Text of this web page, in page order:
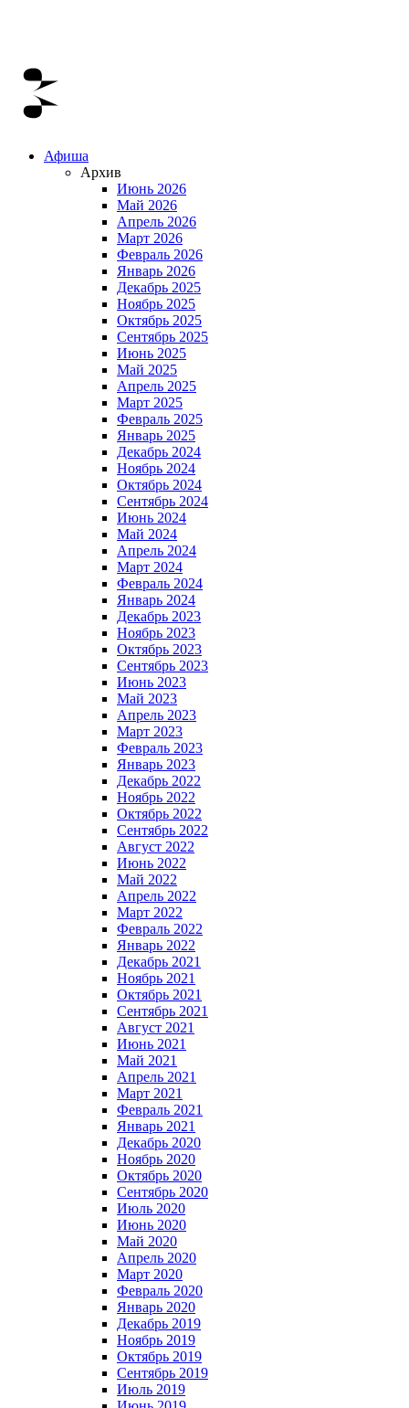
Афиша
Архив
Июнь 2026
Май 2026
Апрель 2026
Март 2026
Февраль 2026
Январь 2026
Декабрь 2025
Ноябрь 2025
Октябрь 2025
Сентябрь 2025
Июнь 2025
Май 2025
Апрель 2025
Март 2025
Февраль 2025
Январь 2025
Декабрь 2024
Ноябрь 2024
Октябрь 2024
Сентябрь 2024
Июнь 2024
Май 2024
Апрель 2024
Март 2024
Февраль 2024
Январь 2024
Декабрь 2023
Ноябрь 2023
Октябрь 2023
Сентябрь 2023
Июнь 2023
Май 2023
Апрель 2023
Март 2023
Февраль 2023
Январь 2023
Декабрь 2022
Ноябрь 2022
Октябрь 2022
Сентябрь 2022
Август 2022
Июнь 2022
Май 2022
Апрель 2022
Март 2022
Февраль 2022
Январь 2022
Декабрь 2021
Ноябрь 2021
Октябрь 2021
Сентябрь 2021
Август 2021
Июнь 2021
Май 2021
Апрель 2021
Март 2021
Февраль 2021
Январь 2021
Декабрь 2020
Ноябрь 2020
Октябрь 2020
Сентябрь 2020
Июль 2020
Июнь 2020
Май 2020
Апрель 2020
Март 2020
Февраль 2020
Январь 2020
Декабрь 2019
Ноябрь 2019
Октябрь 2019
Сентябрь 2019
Июль 2019